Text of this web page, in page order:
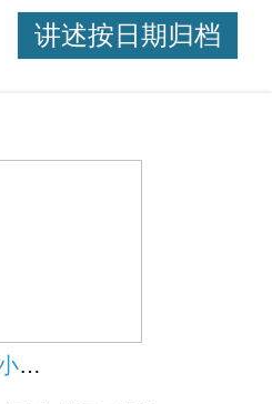
讲述按日期归档
视频：丙午马年，老小孩网友大拜年！